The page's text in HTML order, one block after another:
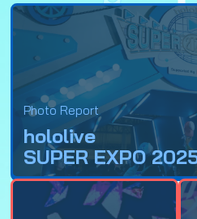
Photo Report
hololive
SUPER EXPO